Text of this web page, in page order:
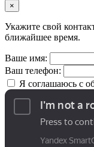
×
Укажите свой
ближайшее время.
Ваше имя:
Ваш телефон:
Я соглашаюсь с